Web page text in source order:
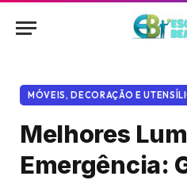
MÓVEIS, DECORAÇÃO E
Melhores
Emergência: